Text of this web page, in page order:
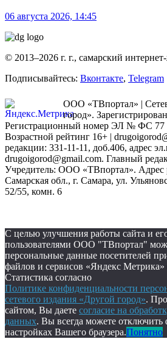
06 августа 2026, 14:45
© 2013–2026 г. г., самарский
Подписывайтесь: Вконтакте, Telegram
ООО «ТВпортал» |
город».
Регистрационный номер ЭЛ № ФС 77 -
Возрастной рейтинг 16+ |
редакции: 331-11-11, доб.406, адрес
drugoigorod@gmail.com. Главный
Учредитель: ООО «ТВпортал». Адрес
Самарская обл., г. Самара, ул.
52/55, комн. 6
С целью улучшения работы сайта и
пользователями ООО "ТВпортал"
персональные данные посетителей
файлов и сервисов «Яндекс
Статистика согласно
Политике конфиденциальности
сетевого издания «Другой город».
сайтом, Вы даете согласие на
данных. Вы всегда можете отключить
настройках Вашего браузера.Понятно